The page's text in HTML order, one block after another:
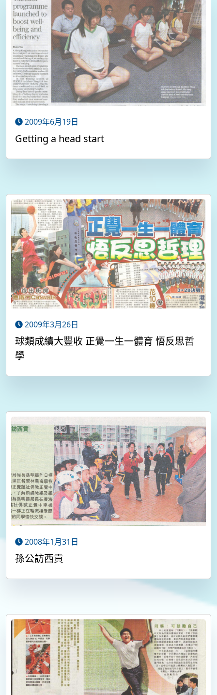
2009年6月19日
Getting a head start
2009年3月26日
球類成績大豐收 正覺一生一體育 悟反思哲
學
2008年1月31日
孫公訪西貢